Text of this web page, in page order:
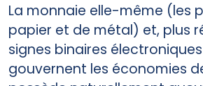
La monnaie elle-même (les
papier et de métal) et, plus
signes binaires
gouvernent les économies